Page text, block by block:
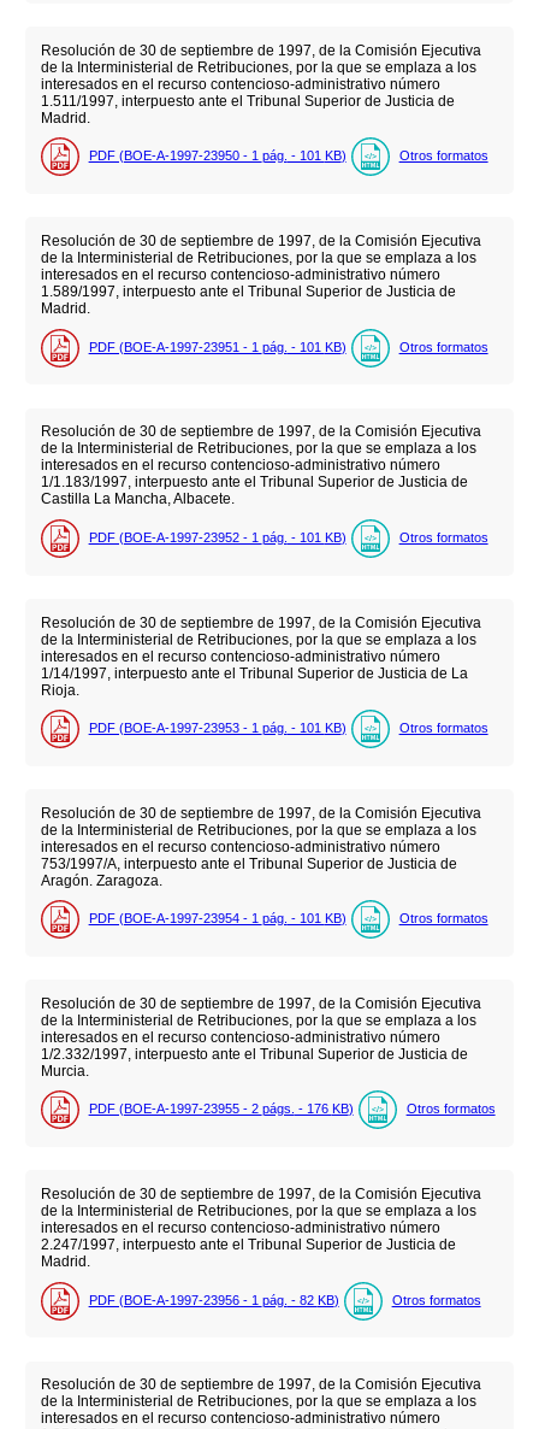
Resolución de 30 de septiembre de 1997, de la Comisión Ejecutiva
de la Interministerial de Retribuciones, por la que se emplaza a los
interesados en el recurso contencioso-administrativo número
1.511/1997, interpuesto ante el Tribunal Superior de Justicia de
Madrid.
PDF (BOE-A-1997-23950 - 1 pág. - 101 KB) Otros formatos
Resolución de 30 de septiembre de 1997, de la Comisión Ejecutiva
de la Interministerial de Retribuciones, por la que se emplaza a los
interesados en el recurso contencioso-administrativo número
1.589/1997, interpuesto ante el Tribunal Superior de Justicia de
Madrid.
PDF (BOE-A-1997-23951 - 1 pág. - 101 KB) Otros formatos
Resolución de 30 de septiembre de 1997, de la Comisión Ejecutiva
de la Interministerial de Retribuciones, por la que se emplaza a los
interesados en el recurso contencioso-administrativo número
1/1.183/1997, interpuesto ante el Tribunal Superior de Justicia de
Castilla La Mancha, Albacete.
PDF (BOE-A-1997-23952 - 1 pág. - 101 KB) Otros formatos
Resolución de 30 de septiembre de 1997, de la Comisión Ejecutiva
de la Interministerial de Retribuciones, por la que se emplaza a los
interesados en el recurso contencioso-administrativo número
1/14/1997, interpuesto ante el Tribunal Superior de Justicia de La
Rioja.
PDF (BOE-A-1997-23953 - 1 pág. - 101 KB) Otros formatos
Resolución de 30 de septiembre de 1997, de la Comisión Ejecutiva
de la Interministerial de Retribuciones, por la que se emplaza a los
interesados en el recurso contencioso-administrativo número
753/1997/A, interpuesto ante el Tribunal Superior de Justicia de
Aragón. Zaragoza.
PDF (BOE-A-1997-23954 - 1 pág. - 101 KB) Otros formatos
Resolución de 30 de septiembre de 1997, de la Comisión Ejecutiva
de la Interministerial de Retribuciones, por la que se emplaza a los
interesados en el recurso contencioso-administrativo número
1/2.332/1997, interpuesto ante el Tribunal Superior de Justicia de
Murcia.
PDF (BOE-A-1997-23955 - 2 págs. - 176 KB) Otros formatos
Resolución de 30 de septiembre de 1997, de la Comisión Ejecutiva
de la Interministerial de Retribuciones, por la que se emplaza a los
interesados en el recurso contencioso-administrativo número
2.247/1997, interpuesto ante el Tribunal Superior de Justicia de
Madrid.
PDF (BOE-A-1997-23956 - 1 pág. - 82 KB) Otros formatos
Resolución de 30 de septiembre de 1997, de la Comisión Ejecutiva
de la Interministerial de Retribuciones, por la que se emplaza a los
interesados en el recurso contencioso-administrativo número